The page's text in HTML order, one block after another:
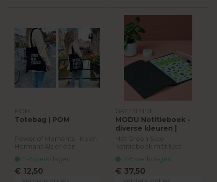
POM
Totebag | POM
Power of Moments - Koen
Hermans Als er één
dan is het wel Koen!
Koen houdt van de stad,
2-5 werkdagen
€ 12,50
GREEN SIDE
MODU Notitieboek -
diverse kleuren |
Green Side
Het Green Side
notitieboek mét luxe
2-5 werkdagen
€ 37,50